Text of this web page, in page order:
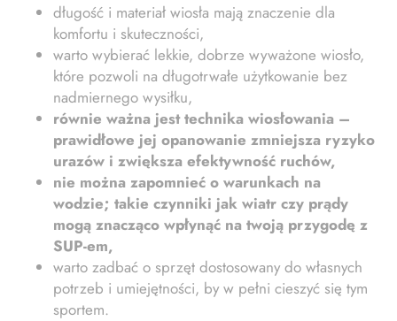
długość i materiał wiosła mają znaczenie dla
komfortu i skuteczności,
warto wybierać lekkie, dobrze wyważone wiosło,
które pozwoli na długotrwałe użytkowanie bez
nadmiernego wysiłku,
równie ważna jest technika wiosłowania –
prawidłowe jej opanowanie zmniejsza ryzyko
urazów i zwiększa efektywność ruchów,
nie można zapomnieć o warunkach na
wodzie; takie czynniki jak wiatr czy prądy
mogą znacząco wpłynąć na twoją przygodę z
SUP-em,
warto zadbać o sprzęt dostosowany do własnych
potrzeb i umiejętności, by w pełni cieszyć się tym
sportem.